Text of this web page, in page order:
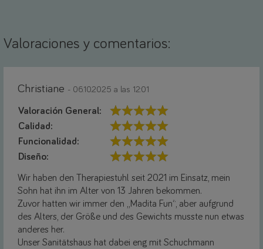
Valoraciones y comentarios:
Christiane - 06.10.2025 a las 12:01
Valoración General:
Calidad:
Funcionalidad:
Diseño:
Wir haben den Therapiestuhl seit 2021 im Einsatz, mein
Sohn hat ihn im Alter von 13 Jahren bekommen.
Zuvor hatten wir immer den „Madita Fun“, aber aufgrund
des Alters, der Größe und des Gewichts musste nun etwas
anderes her.
Unser Sanitätshaus hat dabei eng mit Schuchmann